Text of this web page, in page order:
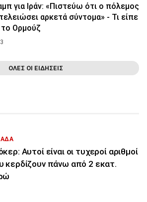
για Ιράν: «Πιστεύω ότι ο πόλεμος
αρκετά σύντομα» - Τι είπε
το Ορμούζ
ΟΛΕΣ ΟΙ ΕΙΔΗΣΕΙΣ
Αυτοί είναι οι τυχεροί αριθμοί
κερδίζουν πάνω από 2 εκατ.